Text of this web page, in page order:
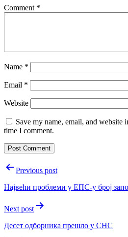
Comment *
Name *
Email *
Website
Save my name, email, and website
time I comment.
PostPrevious post
Највећи проблеми у ЕПС-у број
Next post
Десет одборника прешло у СНС